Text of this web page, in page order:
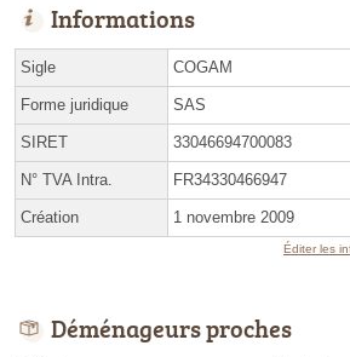
Informations
Sigle COGAM
Forme juridique SAS
SIRET 33046694700083
N° TVA Intra. FR34330466947
Création 1 novembre 2009
Éditer les
Déménageurs proches